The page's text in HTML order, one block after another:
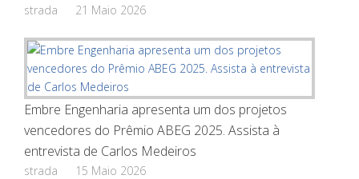
strada 21 Maio 2026
Embre Engenharia apresenta um dos projetos
vencedores do Prêmio ABEG 2025. Assista à
entrevista de Carlos Medeiros
strada 15 Maio 2026